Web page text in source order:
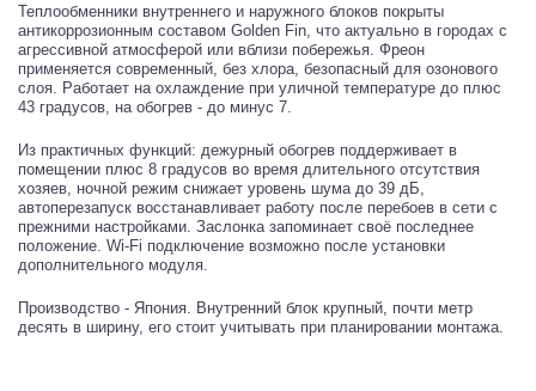
Теплообменники внутреннего и наружного блоков покрыты
антикоррозионным составом Golden Fin, что актуально в городах с
агрессивной атмосферой или вблизи побережья. Фреон
применяется современный, без хлора, безопасный для озонового
слоя. Работает на охлаждение при уличной температуре до плюс
43 градусов, на обогрев - до минус 7.
Из практичных функций: дежурный обогрев поддерживает в
помещении плюс 8 градусов во время длительного отсутствия
хозяев, ночной режим снижает уровень шума до 39 дБ,
автоперезапуск восстанавливает работу после перебоев в сети с
прежними настройками. Заслонка запоминает своё последнее
положение. Wi-Fi подключение возможно после установки
дополнительного модуля.
Производство - Япония. Внутренний блок крупный, почти метр
десять в ширину, его стоит учитывать при планировании монтажа.